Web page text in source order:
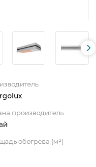
производитель
обогрева (м²)